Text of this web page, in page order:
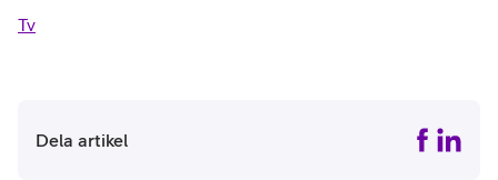
Tv
Dela artikel